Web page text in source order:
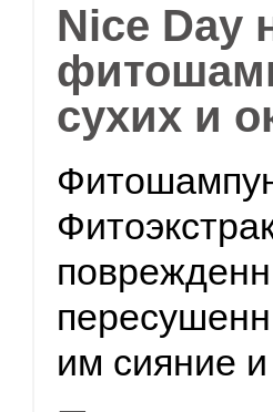
Nice Day
сухих и
им сияние